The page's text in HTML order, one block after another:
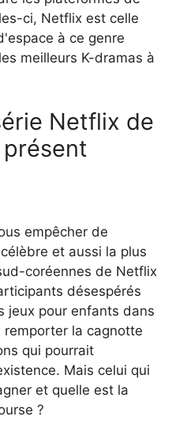
ci, Netflix est celle
à ce genre
meilleurs K-dramas à
Netflix de
empêcher de
et aussi la plus
coréennes de Netflix
désespérés
jeux pour enfants dans
la cagnotte
qui pourrait
Mais celui qui
et quelle est la
?